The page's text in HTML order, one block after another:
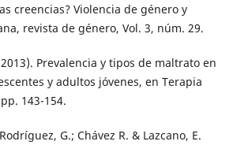
creencias? Violencia de género y
revista de género, Vol. 3, núm. 29.
Prevalencia y tipos de maltrato en
y adultos jóvenes, en Terapia
143-154.
G.; Chávez R. & Lazcano, E.